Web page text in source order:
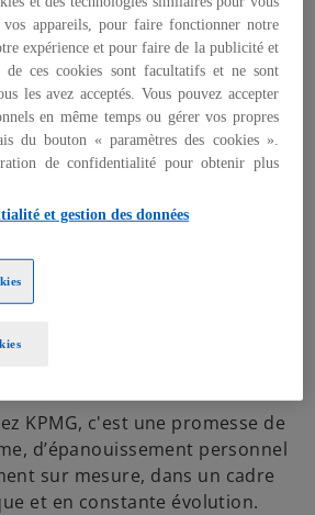
organisations et de la société.
de l'Autre Contrat
ne nous contentons pas d’offrir
parlons de “L’Autre Contrat". Ce
du simple cadre professionnel
et ses collaborateurs.
chaque collaborateur mérite un
mais aussi où il est écouté,
KPMG, c'est une promesse de
d’épanouissement personnel
sur mesure, dans un cadre
et en constante évolution.
appareils, pour faire fonctionner notre
expérience et pour faire de la publicité et
de ces cookies sont facultatifs et ne sont
les avez acceptés. Vous pouvez accepter
en même temps ou gérer vos propres
du bouton « paramètres des cookies ».
de confidentialité pour obtenir plus
et gestion des données